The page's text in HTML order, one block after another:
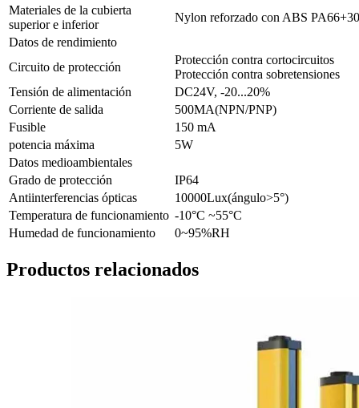
Materiales de la cubierta
superior e inferior
Nylon reforzado con ABS
Datos de rendimiento
Circuito de protección
Protección contra cortocircuitos
Protección contra sobretensiones
Tensión de alimentación
DC24V, -20...20%
Corriente de salida
500MA(NPN/PNP)
Fusible
150 mA
potencia máxima
5W
Datos medioambientales
Grado de protección
IP64
Antiinterferencias ópticas
10000Lux(ángulo>5°)
Temperatura de funcionamiento -10°C ~55°C
Humedad de funcionamiento
0~95%RH
Productos relacionados